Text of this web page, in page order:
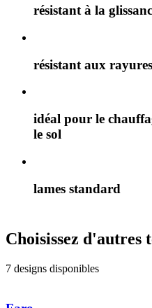
résistant à la
résistant aux rayures
idéal pour le
le sol
lames standard
Choisissez d'autres
7 designs disponibles